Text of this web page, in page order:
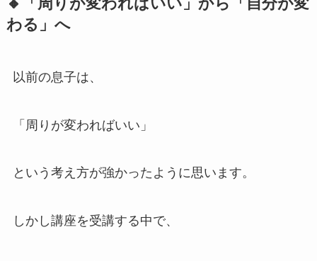
🔸「周りが変わればいい」から「自分が変
わる」へ
以前の息子は、
「周りが変わればいい」
という考え方が強かったように思います。
しかし講座を受講する中で、